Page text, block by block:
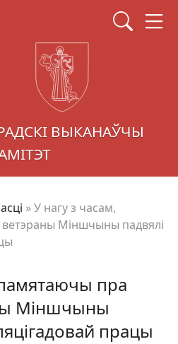
ВЫКАНАЎЧЫ
»У нагу з часам,
Міншчыны падвялі
пра
Міншчыны
працы